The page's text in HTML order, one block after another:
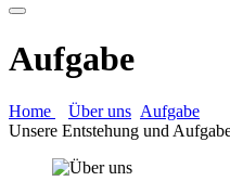
Aufgabe
Home Über uns Aufgabe
Unsere Entstehung und